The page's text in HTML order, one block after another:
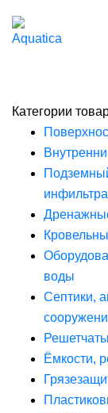
Категории
воды
Септики,
Ёмкости,